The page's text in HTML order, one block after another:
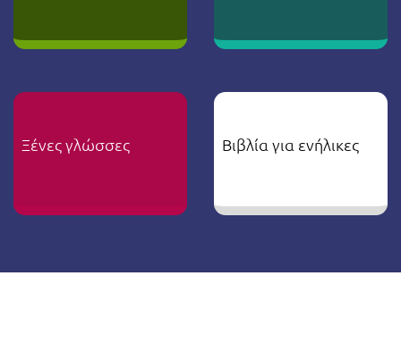
Ξένες γλώσσες Βιβλία για ενήλικες